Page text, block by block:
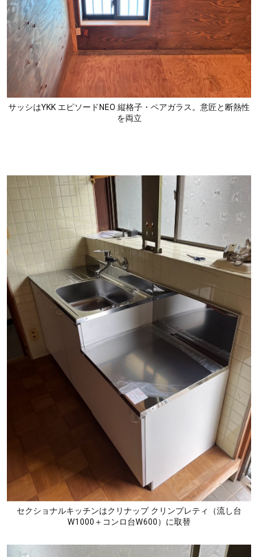
サッシはYKK エピソードNEO 縦格子・ペアガラス。意匠と断熱性
を両立
セクショナルキッチンはクリナップ クリンプレティ（流し台
W1000＋コンロ台W600）に取替